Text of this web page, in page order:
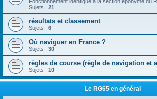
Sujets : 21
résultats et classement
Sujets : 6
Où naviguer en France ?
Sujets : 30
règles de course (règle de navigation et
Sujets : 10
Le RG65 en général